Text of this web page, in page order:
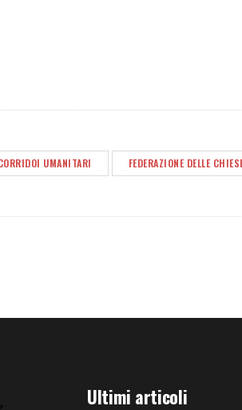
UMANITARI FEDERAZIONE DELLE
Ultimi articoli